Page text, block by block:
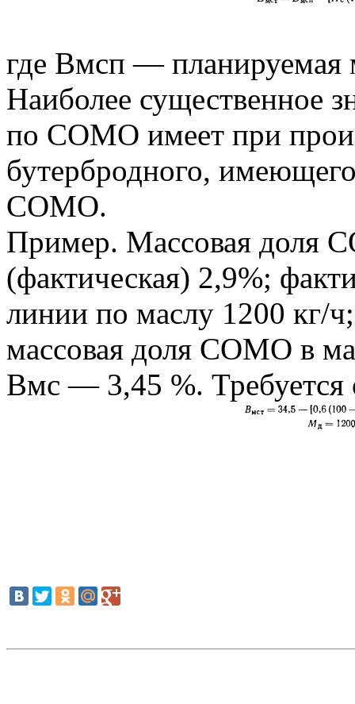
где Вмсп — планируемая
Наиболее существенное
по COMO имеет при
бутербродного,
СОМО.
Пример. Массовая доля
(фактическая) 2,9%;
линии по маслу 1200 кг/
массовая доля СОМО в
Вмс — 3,45 %. Требуется